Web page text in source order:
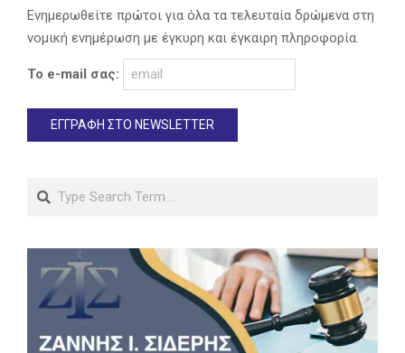
Ενημερωθείτε πρώτοι για όλα τα τελευταία δρώμενα στη
νομική ενημέρωση με έγκυρη και έγκαιρη πληροφορία.
Το e-mail σας:
Search